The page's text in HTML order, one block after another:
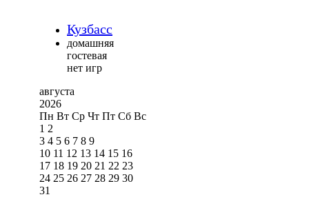
Кузбасс
домашняя
гостевая
нет игр
августа
2026
Пн Вт Ср Чт Пт Сб Вс
1 2
3 4 5 6 7 8 9
10 11 12 13 14 15 16
17 18 19 20 21 22 23
24 25 26 27 28 29 30
31